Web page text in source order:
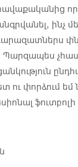
ինչ
Պարզապես
ու փորձում
ֆուտբոլի